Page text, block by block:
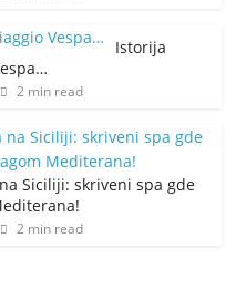
Istorija
2 min read
Siciliji: skriveni spa gde
2 min read